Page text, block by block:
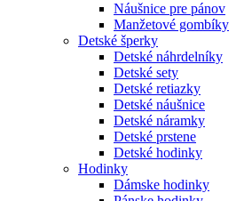
Náušnice pre pánov
Manžetové gombíky
Detské šperky
Detské náhrdelníky
Detské sety
Detské retiazky
Detské náušnice
Detské náramky
Detské prstene
Detské hodinky
Hodinky
Dámske hodinky